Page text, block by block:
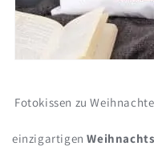
Fotokissen zu
einzigartigen